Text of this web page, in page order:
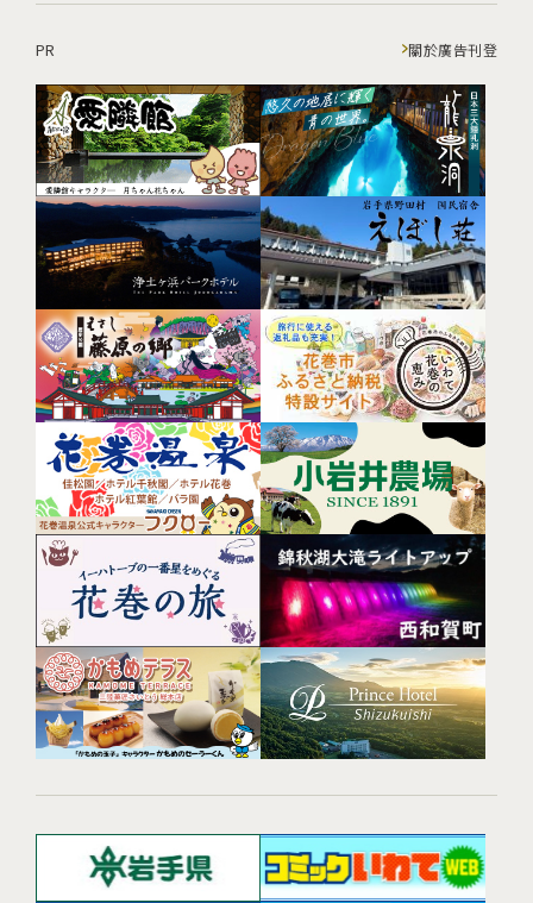
PR 關於廣告刊登